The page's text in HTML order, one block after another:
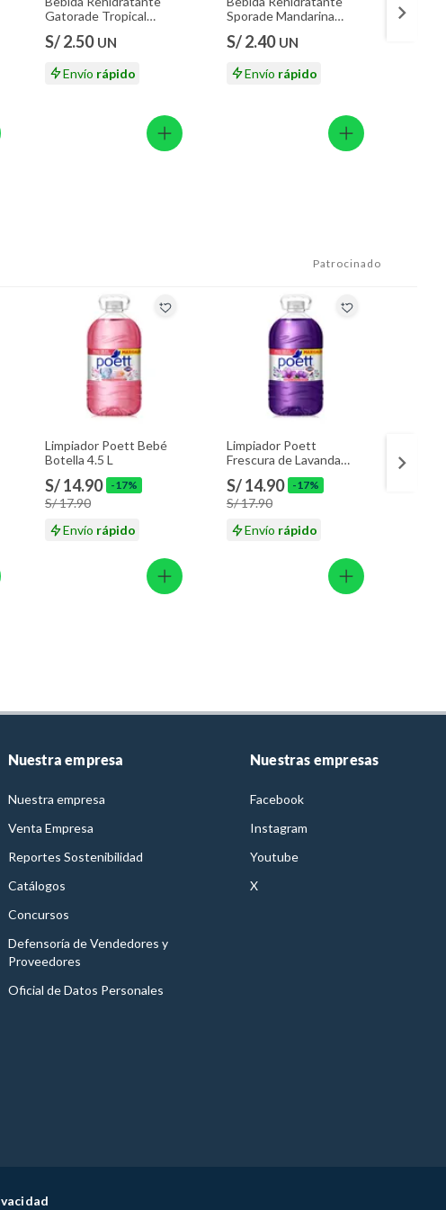
Gatorade Tropical
S/ 2.50 UN
Envío rápido
Sporade Mandarina
S/ 2.40 UN
Envío rápido
Patrocinado
Limpiador Poett Bebé
Botella 4.5 L
S/ 14.90 -17%
S/ 17.90
Envío rápido
Limpiador Poett
Frescura de Lavanda
Botella 4.5 L
S/ 14.90 -17%
S/ 17.90
Envío rápido
Nuestra empresa
Nuestra empresa
Venta Empresa
Reportes Sostenibilidad
Catálogos
Concursos
Defensoría de Vendedores y
Proveedores
Oficial de Datos Personales
Nuestras empresas
Facebook
Instagram
Youtube
X